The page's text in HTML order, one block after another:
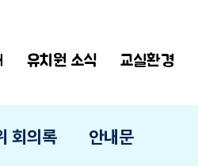
유치원 소식 교실환경
회의록 안내문